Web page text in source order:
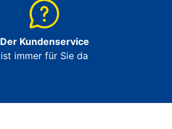
Der Kundenservice
ist immer für Sie da